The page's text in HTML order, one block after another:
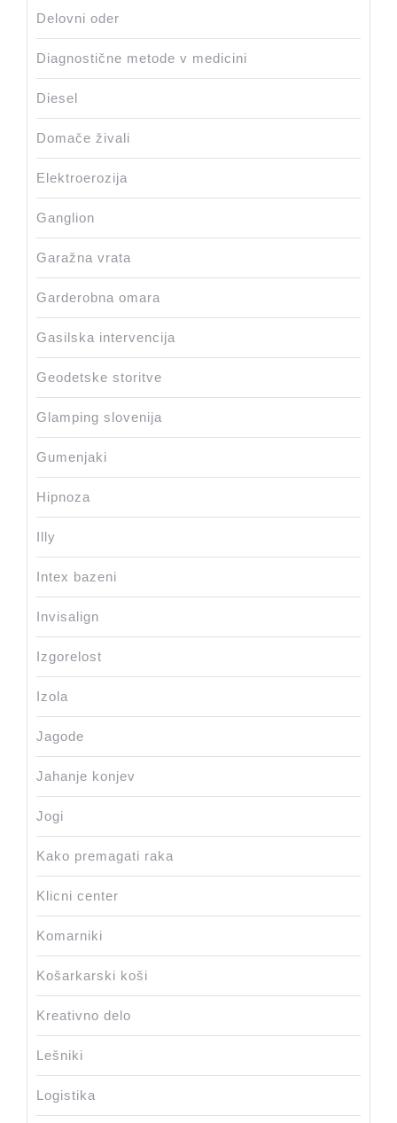
Delovni oder
Diagnostične metode v medicini
Diesel
Domače živali
Elektroerozija
Ganglion
Garažna vrata
Garderobna omara
Gasilska intervencija
Geodetske storitve
Glamping slovenija
Gumenjaki
Hipnoza
Illy
Intex bazeni
Invisalign
Izgorelost
Izola
Jagode
Jahanje konjev
Jogi
Kako premagati raka
Klicni center
Komarniki
Košarkarski koši
Kreativno delo
Lešniki
Logistika